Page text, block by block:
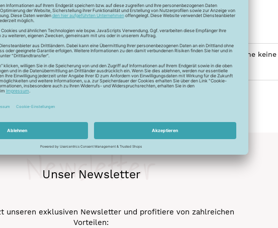
dass der kuschelige Nicki auch kuschelig bleibt und nach der Wäsche
ebenfalls glatt, so dass der Tragekomfort erhalten bleibt!
Unser Newsletter
Newsletter
unseren exklusiven Newsletter und profitiere von zahlreichen
Vorteilen: